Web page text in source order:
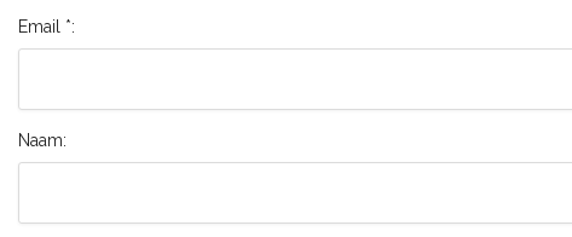
Email *:
Naam: